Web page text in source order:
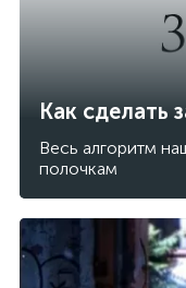
Как сделать
Весь алгоритм
полочкам